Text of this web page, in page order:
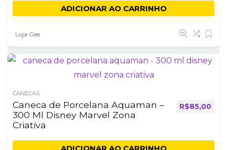
ADICIONAR AO CARRINHO
Loja Gee
CANECAS
Caneca de Porcelana Aquaman –
300 Ml Disney Marvel Zona
Criativa
R$85,00